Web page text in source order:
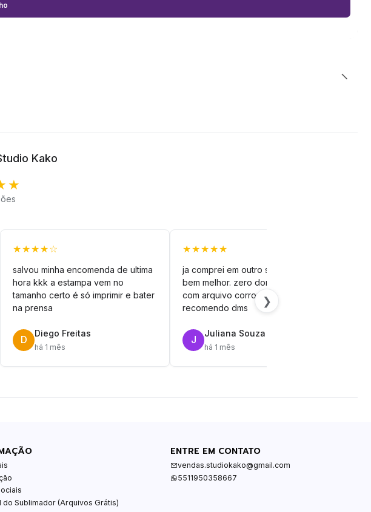
Kako
★★★★☆
salvou minha encomenda de ultima
hora kkk a estampa vem no
tamanho certo é só imprimir e bater
na prensa
D
Diego Freitas
há 1 mês
★★★★★
ja comprei em outro site mas esse é
bem melhor. zero dor de cabeça
com arquivo corrompido.
recomendo dms
J
Juliana Souza
há 1 mês
❯
do Sublimador (Arquivos Grátis)
ENTRE EM CONTATO
vendas.studiokako@gmail.com
5511950358667